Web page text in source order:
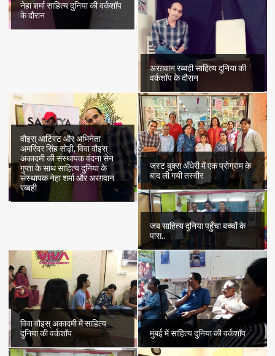
नेहा शर्मा साहित्य दुनिया की वर्कशॉप
के दौरान
अरग़वान रब्बही साहित्य दुनिया की
वर्कशॉप के दौरान
वौइस् आर्टिस्ट और अभिनेता
अमरिंदर सिंह सोढ़ी, विवा वौइस्
अकादमी की संस्थापक वंदना सेन
गुप्ता के साथ साहित्य दुनिया के
संस्थापक नेहा शर्मा और अरग़वान
रब्बही
जस्ट बुक्स अँधेरी में एक प्रोग्राम के
बाद ली गयी तस्वीर
जब साहित्य दुनिया पहुँचा बच्चों के
पास..
विवा वौइस् अकादमी में साहित्य
दुनिया की वर्कशॉप
मुंबई में साहित्य दुनिया की वर्कशॉप